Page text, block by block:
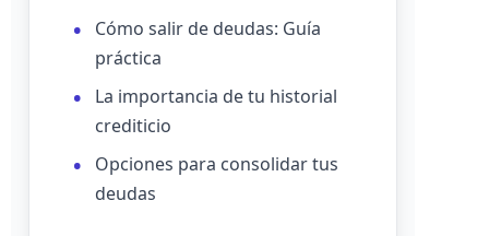
Cómo salir de deudas: Guía
práctica
La importancia de tu historial
crediticio
Opciones para consolidar tus
deudas